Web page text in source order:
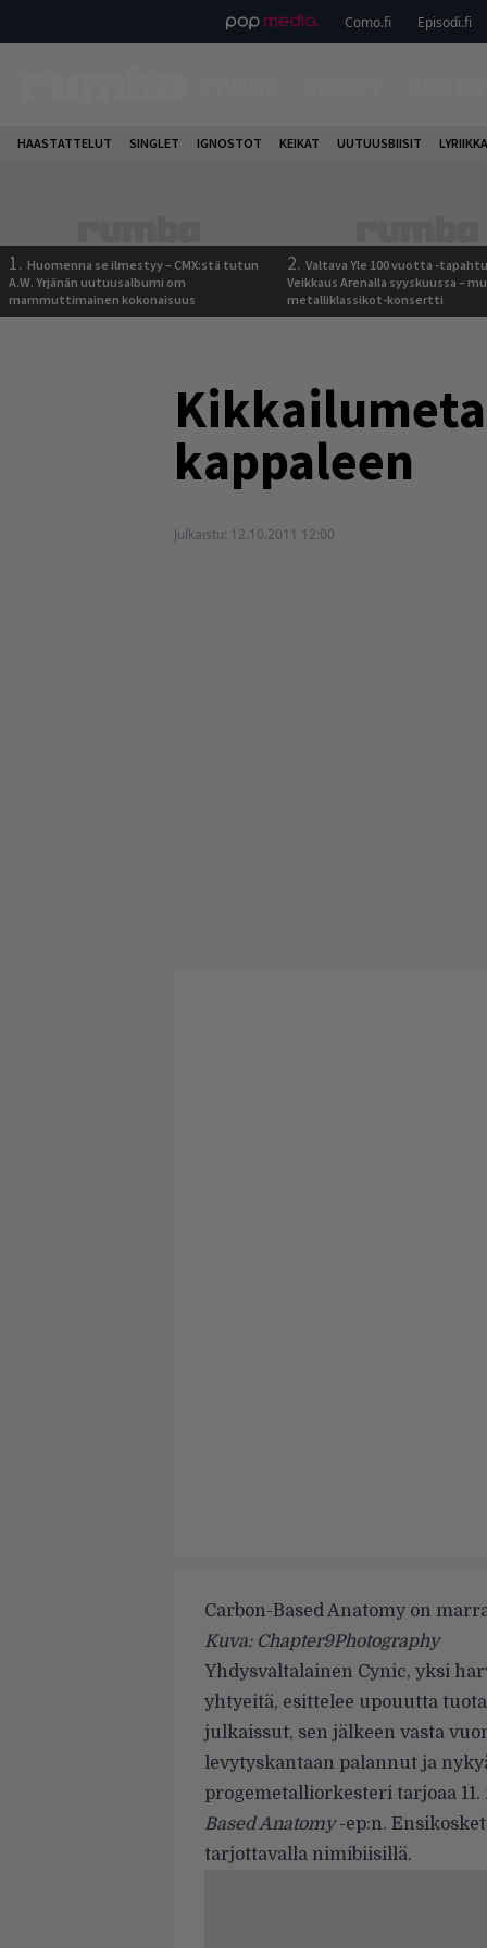
Como.fi Episodi.fi
HAASTATTELUT SINGLET IGNOSTOT KEIKAT UUTUUSBIISIT
1. Huomenna se ilmestyy – CMX:stä tutun
A.W. Yrjänän uutuusalbumi om
mammuttimainen kokonaisuus
2. Valtava Yle 100 vuotta -
Veikkaus Arenalla syyskuussa –
metalliklassikot-konsertti
kappaleen
Julkaistu: 12.10.2011 12:00
Carbon-Based Anatomy on
Kuva: Chapter9Photography
Yhdysvaltalainen Cynic, yksi
yhtyeitä, esittelee upouutta
julkaissut, sen jälkeen vasta
levytyskantaan palannut ja
progemetalliorkesteri tarjoaa
Based Anatomy-ep:n.
tarjottavalla nimibiisillä.